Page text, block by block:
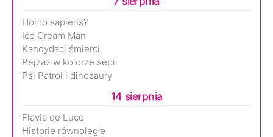
Homo sapiens?
Ice Cream Man
Kandydaci śmierci
Pejzaż w kolorze sepii
Psi Patrol i dinozaury
14 sierpnia
Flavia de Luce
Historie równoległe